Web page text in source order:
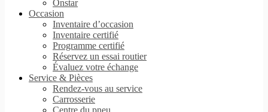
Onstar
Occasion
Inventaire d’occasion
Inventaire certifié
Programme certifié
Réservez un essai routier
Évaluez votre échange
Service & Pièces
Rendez-vous au service
Carrosserie
Centre du pneu